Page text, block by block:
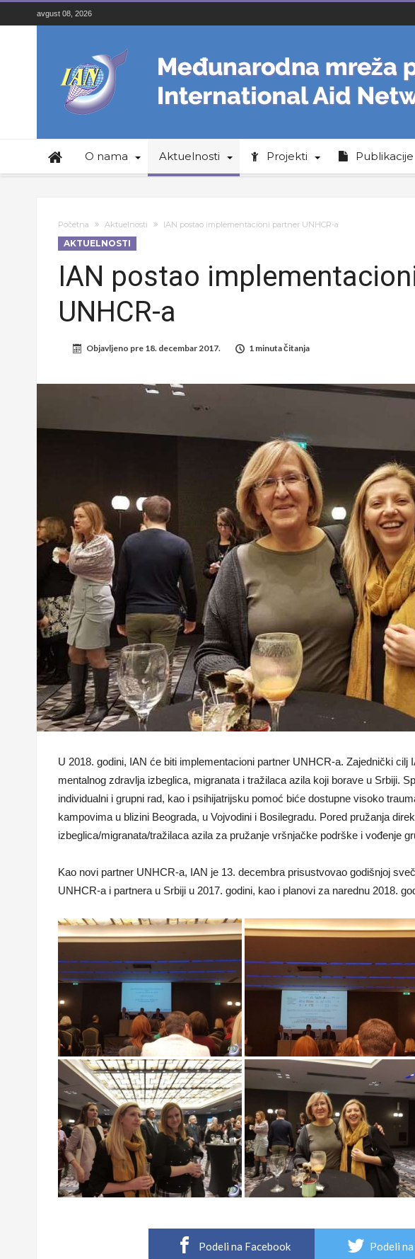
avgust 08, 2026
O nama Aktuelnosti Projekti Publikacije
Početna Aktuelnosti IAN postao implementacioni partner UNHCR-a
AKTUELNOSTI
IAN postao
UNHCR-a
Objavljeno pre 18. decembar 2017. 1 minuta čitanja
U 2018. godini, IAN će biti implementacioni partner UNHCR-a. Zajednički cilj
mentalnog zdravlja izbeglica, migranata i tražilaca azila koji borave u Srbiji.
individualni i grupni rad, kao i psihijatrijsku pomoć biće dostupne visoko
kampovima u blizini Beograda, u Vojvodini i Bosilegradu. Pored pružanja
izbeglica/migranata/tražilaca azila za pružanje vršnjačke podrške i vođenje
Kao novi partner UNHCR-a, IAN je 13. decembra prisustvovao godišnjoj
UNHCR-a i partnera u Srbiji u 2017. godini, kao i planovi za narednu 2018.
Podeli na Facebook Podeli